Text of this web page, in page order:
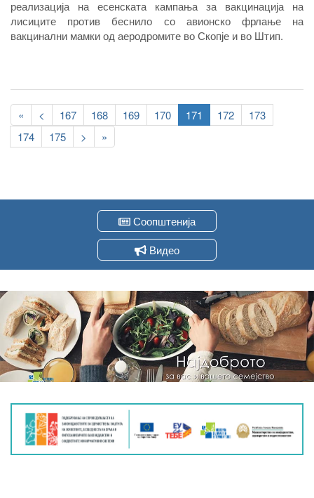
Украина и Русија.
реализација на есенската кампања за вакцинација на
лисиците против беснило со авионско фрлање на
вакцинални мамки од аеродромите во Скопје и во Штип.
Pagination
First
page
«
Previous
page
< Page
167 Page
168 Page
169 Page
170
Current
page
171 Page
172 Page
173
Page
174 Page
175
Следна
страна
>
Last
page
»
Соопштенија
Видео